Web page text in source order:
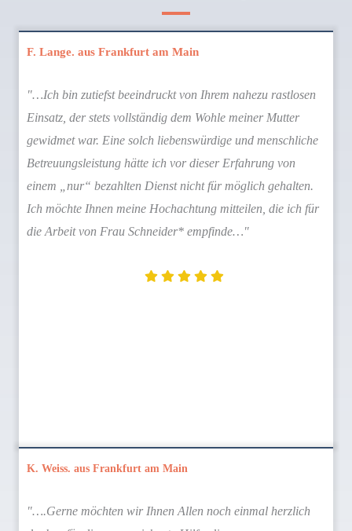
F. Lange. aus Frankfurt am Main
"…Ich bin zutiefst beeindruckt von Ihrem nahezu rastlosen
Einsatz, der stets vollständig dem Wohle meiner Mutter
gewidmet war. Eine solch liebenswürdige und menschliche
Betreuungsleistung hätte ich vor dieser Erfahrung von
einem „nur“ bezahlten Dienst nicht für möglich gehalten.
Ich möchte Ihnen meine Hochachtung mitteilen, die ich für
die Arbeit von Frau Schneider* empfinde…"
K. Weiss. aus Frankfurt am Main
"….Gerne möchten wir Ihnen Allen noch einmal herzlich